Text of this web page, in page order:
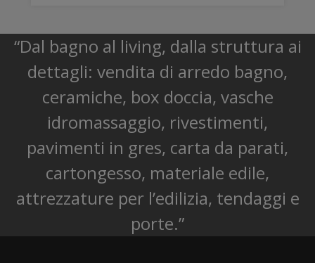
“Dal bagno al living, dalla struttura ai
dettagli: vendita di arredo bagno,
ceramiche, box doccia, vasche
idromassaggio, rivestimenti,
pavimenti in gres, carta da parati,
cartongesso, materiale edile,
attrezzature per l’edilizia, tendaggi e
porte.”